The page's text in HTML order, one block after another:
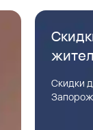
Скидки